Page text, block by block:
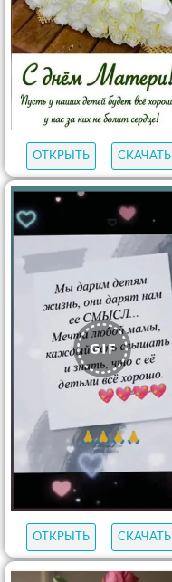
ОТКРЫТЬ СКАЧАТЬ
ОТКРЫТЬ СКАЧАТЬ